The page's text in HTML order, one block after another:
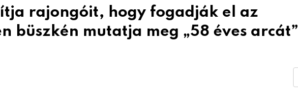
rajongóit, hogy fogadják el az
büszkén mutatja meg „58 éves arcát”